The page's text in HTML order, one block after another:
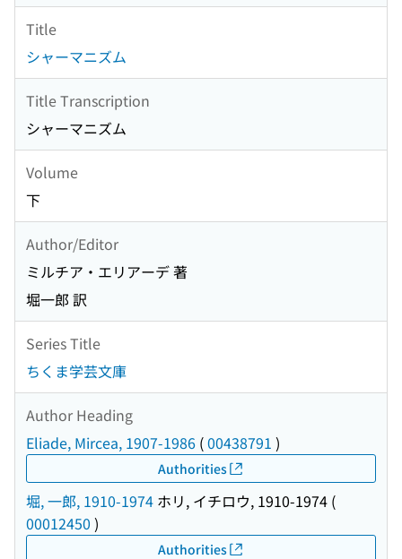
Title
シャーマニズム
Title Transcription
シャーマニズム
Volume
下
Author/Editor
ミルチア・エリアーデ 著
堀一郎 訳
Series Title
ちくま学芸文庫
Author Heading
Eliade, Mircea, 1907-1986 (00438791 )
Authorities
堀, 一郎, 1910-1974 ホリ, イチロウ, 1910-1974 (
00012450 )
Authorities